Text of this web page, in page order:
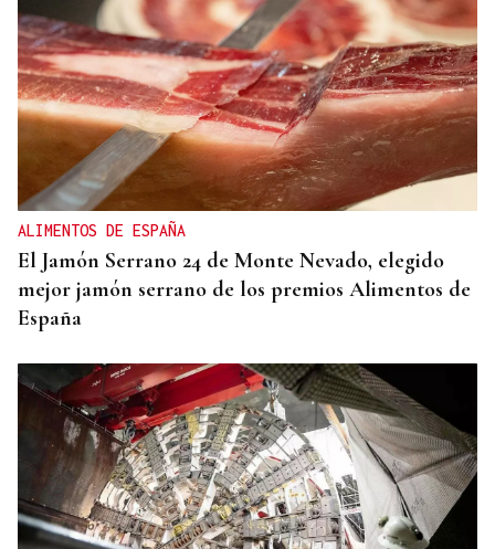
ALIMENTOS DE ESPAÑA
El Jamón Serrano 24 de Monte Nevado, elegido
mejor jamón serrano de los premios Alimentos de
España